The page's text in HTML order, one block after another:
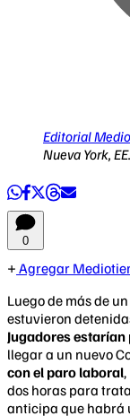
Editorial
Nueva York,
0
Agregar
Luego de más de
estuvieron
Jugadores
llegar a un nuevo
con el paro laboral
dos horas para
anticipa que habrá